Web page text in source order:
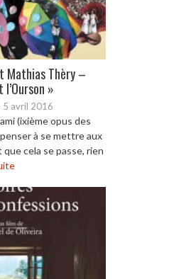
Mathias Thèry –
»
5 avril 2016
(ixième opus des
à se mettre aux
cela se passe, rien